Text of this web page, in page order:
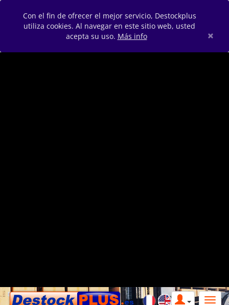
Con el fin de ofrecer el mejor servicio, Destockplus
utiliza cookies. Al navegar en este sitio web, usted
acepta su uso. Más info ×